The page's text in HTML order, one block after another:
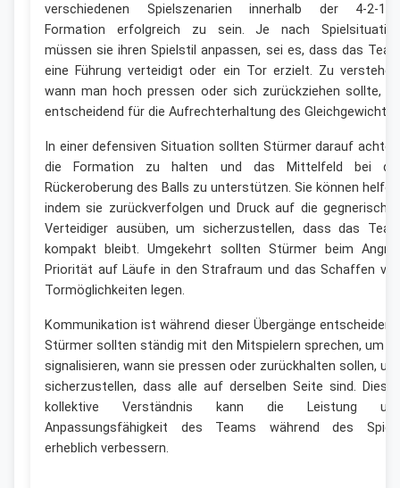
verschiedenen Spielszenarien innerhalb der 4-2-1-
Formation erfolgreich zu sein. Je nach
müssen sie ihren Spielstil anpassen, sei es, dass das
eine Führung verteidigt oder ein Tor erzielt. Zu
wann man hoch pressen oder sich zurückziehen sollte,
entscheidend für die Aufrechterhaltung des Gleichgewichts.
In einer defensiven Situation sollten Stürmer darauf
die Formation zu halten und das Mittelfeld bei
Rückeroberung des Balls zu unterstützen. Sie können
indem sie zurückverfolgen und Druck auf die
Verteidiger ausüben, um sicherzustellen, dass das
kompakt bleibt. Umgekehrt sollten Stürmer beim
Priorität auf Läufe in den Strafraum und das Schaffen
Tormöglichkeiten legen.
Kommunikation ist während dieser Übergänge
Stürmer sollten ständig mit den Mitspielern sprechen, um
signalisieren, wann sie pressen oder zurückhalten sollen,
sicherzustellen, dass alle auf derselben Seite sind.
kollektive Verständnis kann die Leistung
Anpassungsfähigkeit des Teams während des
erheblich verbessern.